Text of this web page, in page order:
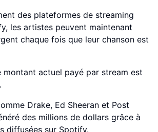
des plateformes de streaming
les artistes peuvent maintenant
chaque fois que leur chanson est
montant actuel payé par stream est
Drake, Ed Sheeran et Post
des millions de dollars grâce à
diffusées sur Spotify.